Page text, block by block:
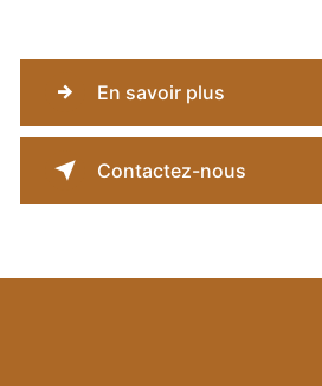
En savoir plus
Contactez-nous